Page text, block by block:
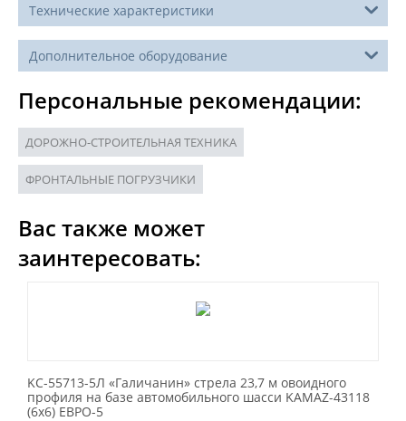
Технические характеристики
Дополнительное оборудование
Персональные рекомендации:
ДОРОЖНО-СТРОИТЕЛЬНАЯ ТЕХНИКА
ФРОНТАЛЬНЫЕ ПОГРУЗЧИКИ
Вас также может
заинтересовать:
KC-55713-5Л «Галичанин» стрела 23,7 м овоидного
профиля на базе автомобильного шасси KAMAZ-43118
(6х6) ЕВРО-5